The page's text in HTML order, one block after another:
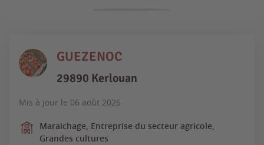
GUEZENOC
29890 Kerlouan
Mis à jour le 06 août 2026
Maraichage, Entreprise du secteur agricole,
Grandes cultures